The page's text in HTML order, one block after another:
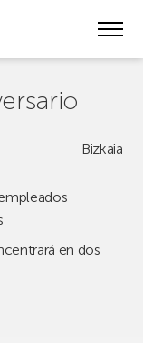
Bizkaia
en dos